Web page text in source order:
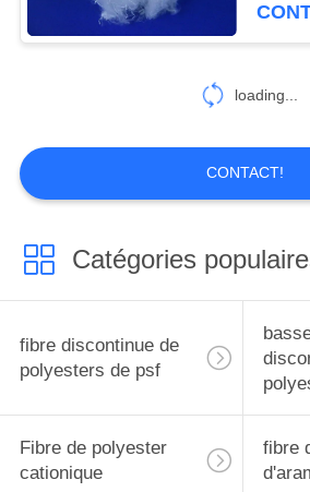
Nonwoven de
Fibre
polypropylène
loading...
CONTACT!
Catégories
fibre discontinue de
polyesters de psf
Fibre de polyester
cationique
fibre